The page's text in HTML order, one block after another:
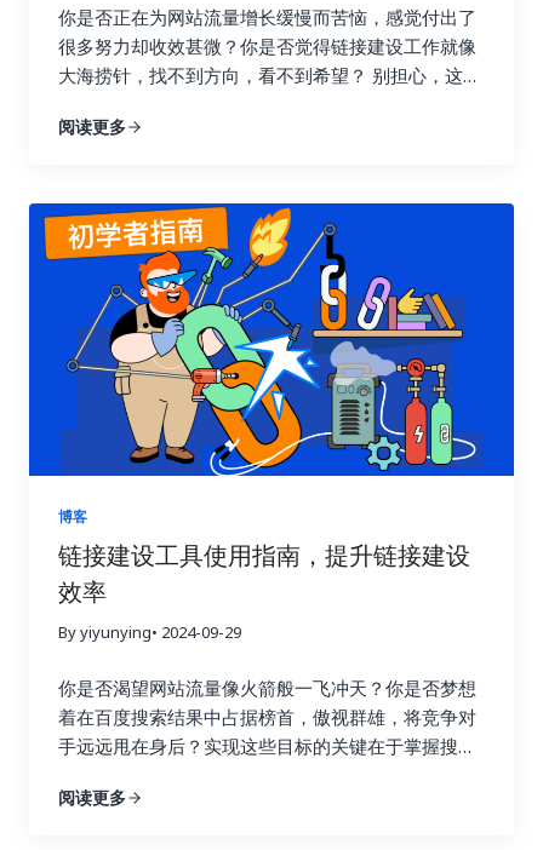
你是否正在为网站流量增长缓慢而苦恼，感觉付出了
很多努力却收效甚微？你是否觉得链接建设工作就像
大海捞针，找不到方向，看不到希望？ 别担心，这篇
七天内让你的链接建设效果翻倍，实现网站流量的显
新时代。 一、 深入理解链接建设效果追踪的意义 许
多人在进行链接建设时，往往缺乏明确的目标和方
向，就像在黑暗中摸索前行。他们只知道不断地去获
取链接，却不清楚哪些链接真正有效，哪些链接只是
浪费时间和精力。这种做法不仅效率低，还可能适得
其反，损害网站的搜索引擎优化效果。 链接建设效果
追踪就像一盏明灯，照亮前进的道路，它能帮助你清
晰地了解每一次链接建设活动的实际效果，让你知道
哪些策略有效，哪些策略需要改进。就像驾驶汽车需
要查看仪表盘一样，追踪链接建设效果可以让你随时
掌握网站的“行驶状态”，从而做出更明智的决策。 试
想一下，一个射手如果每次射击后都无法看到箭的落
点，他该如何调整自己的射击姿势和力度呢？链接建
设也是如此，只有不断追踪效果，才能知道哪些策略
命中了目标，哪些策略需要调整。通过追踪链接建设
真正有效的策略上，从而最大化投资回报率，就像一
个精明的投资者，会仔细分析市场行情，选择最具潜
力的投资项目。 更重要的是，追踪链接建设效果可以
过哪些链接访问你的网站，他们在你的网站上停留了
阅读更多
博客
链接建设工具使用指南，提升链接建设
效率
By yiyunying• 2024-09-29
你是否渴望网站流量像火箭般一飞冲天？你是否梦想
着在百度搜索结果中占据榜首，傲视群雄，将竞争对
手远远甩在身后？实现这些目标的关键在于掌握搜索
节！不要再浪费宝贵的时间和精力在低效的搜索引擎
阅读更多